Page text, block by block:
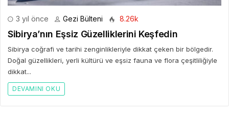
3 yıl önce Gezi Bülteni 8.26k
Sibirya’nın Eşsiz Güzelliklerini Keşfedin
Sibirya coğrafi ve tarihi zenginlikleriyle dikkat çeken bir bölgedir.
Doğal güzellikleri, yerli kültürü ve eşsiz fauna ve flora çeşitliliğiyle
dikkat...
DEVAMINI OKU